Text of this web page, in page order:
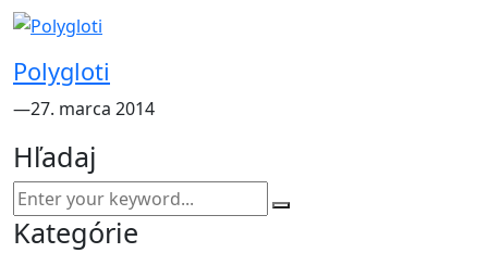
Polygloti
―27. marca 2014
Hľadaj
Kategórie